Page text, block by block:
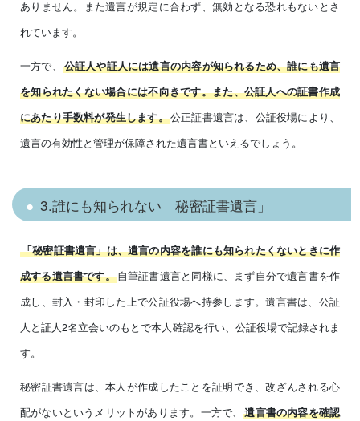
ありません。また遺言が規定に合わず、無効となる恐れもないとさ
れています。
一方で、
公証人や証人には遺言の内容が知られるため、誰にも遺言
を知られたくない場合には不向きです。また、公証人への証書作成
にあたり手数料が発生します。公正証書遺言は、公証役場により、
遺言の有効性と管理が保障された遺言書といえるでしょう。
3.誰にも知られない「秘密証書遺言」
「秘密証書遺言」は、遺言の内容を誰にも知られたくないときに作
成する遺言書です。自筆証書遺言と同様に、まず自分で遺言書を作
成し、封入・封印した上で公証役場へ持参します。遺言書は、公証
人と証人2名立会いのもとで本人確認を行い、公証役場で記録されま
す。
秘密証書遺言は、本人が作成したことを証明でき、改ざんされる心
配がないというメリットがあります。一方で、遺言書の内容を確認